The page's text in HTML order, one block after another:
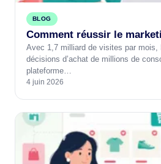
BLOG
Comment réussir le
Avec 1,7 milliard de visites par mois,
décisions d’achat de millions de
plateforme…
4 juin 2026